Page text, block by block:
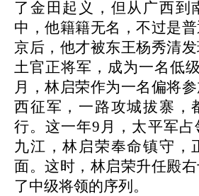
了金田起义，但从广西到
中，他籍籍无名，不过是
京后，他才被东王杨秀清
土官正将军，成为一名低级
月，林启荣作为一名偏将
西征军，一路攻城拔寨，
行。这一年9月，太平军
九江，林启荣奉命镇守，
面。这时，林启荣升任殿
了中级将领的序列。